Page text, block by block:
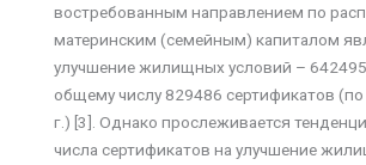
востребованным направлением по
материнским (семейным) капиталом
улучшение жилищных условий – 642495
общему числу 829486 сертификатов
г.) [3]. Однако прослеживается
числа сертификатов на улучшение